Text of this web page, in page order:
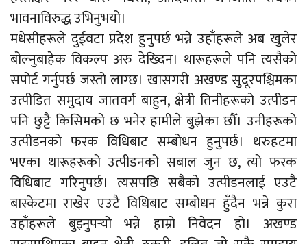
भावनाविरुद्ध उभिनुभयो।
मधेसीहरूले दुईवटा प्रदेश हुनुपर्छ भन्ने उहाँहरूले अब खुलेर
बोल्नुबाहेक विकल्प अरु देख्दिन। थारूहरूले पनि त्यसैको
सपोर्ट गर्नुपर्छ जस्तो लाग्छ। खासगरी अखण्ड सुदूरपश्चिमका
उत्पीडित समुदाय जातवर्ग बाहुन, क्षेत्री तिनीहरूको उत्पीडन
पनि छुट्टै किसिमको छ भनेर हामीले बुझेका छौँ। उनीहरूको
उत्पीडनको फरक विधिबाट सम्बोधन हुनुपर्छ। थरुहटमा
भएका थारूहरूको उत्पीडनको सबाल जुन छ, त्यो फरक
विधिबाट गरिनुपर्छ। त्यसपछि सबैको उत्पीडनलाई एउटै
बास्केटमा राखेर एउटै विधिबाट सम्बोधन हुँदैन भन्ने कुरा
उहाँहरूले बुझ्नुपर्‍यो भन्ने हाम्रो निवेदन हो। अखण्ड